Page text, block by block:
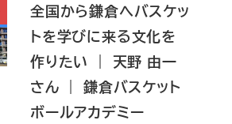
全国から鎌倉へバスケッ
トを学びに来る文化を
作りたい ｜ 天野 由一
さん ｜ 鎌倉バスケット
ボールアカデミー